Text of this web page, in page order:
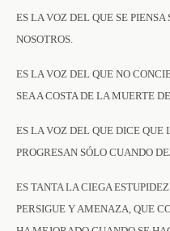
ES LA VOZ DEL QUE SE
NOSOTROS.
ES LA VOZ DEL QUE NO
SEA A COSTA DE LA MUERTE
ES LA VOZ DEL QUE DICE QUE
PROGRESAN SÓLO CUANDO
ES TANTA LA CIEGA
PERSIGUE Y AMENAZA, QUE